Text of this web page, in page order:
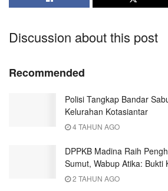
Discussion about this post
Recommended
Polisi Tangkap Bandar
Kelurahan Kotasiantar
4 TAHUN AGO
DPPKB Madina Raih
Sumut, Wabup Atika: Bukti
2 TAHUN AGO